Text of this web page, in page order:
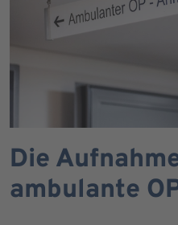
Die
ambulante